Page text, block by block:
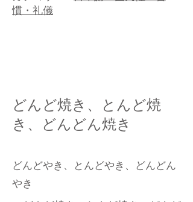
慣・礼儀
どんど焼き、とんど焼
き、どんどん焼き
​どんどやき、とんどやき、どんどん
やき